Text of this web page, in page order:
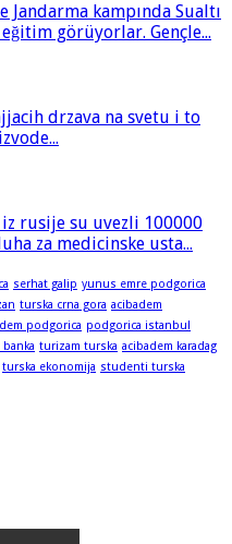
kampında Sualtı
görüyorlar. Gençle...
drzava na svetu i to
rusije su uvezli 100000
za medicinske usta...
serhat galip yunus emre podgorica
turska crna gora acibadem
podgorica podgorica istanbul
banka turizam turska acibadem karadag
turska ekonomija studenti turska